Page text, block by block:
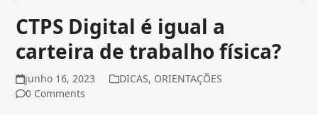
CTPS Digital é igual a
carteira de trabalho física?
junho 16, 2023 DICAS, ORIENTAÇÕES
0 Comments